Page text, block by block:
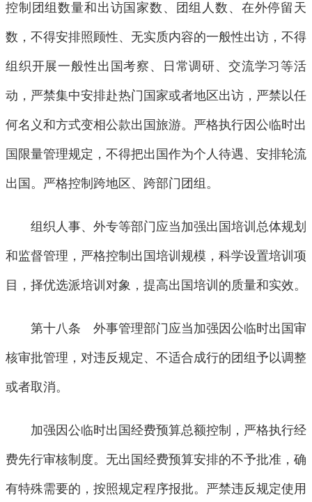
控制团组数量和出访国家数、团组人数、在外停留天
数，不得安排照顾性、无实质内容的一般性出访，不得
组织开展一般性出国考察、日常调研、交流学习等活
动，严禁集中安排赴热门国家或者地区出访，严禁以任
何名义和方式变相公款出国旅游。严格执行因公临时出
国限量管理规定，不得把出国作为个人待遇、安排轮流
出国。严格控制跨地区、跨部门团组。
组织人事、外专等部门应当加强出国培训总体规划
和监督管理，严格控制出国培训规模，科学设置培训项
目，择优选派培训对象，提高出国培训的质量和实效。
第十八条 外事管理部门应当加强因公临时出国审
核审批管理，对违反规定、不适合成行的团组予以调整
或者取消。
加强因公临时出国经费预算总额控制，严格执行经
费先行审核制度。无出国经费预算安排的不予批准，确
有特殊需要的，按照规定程序报批。严禁违反规定使用